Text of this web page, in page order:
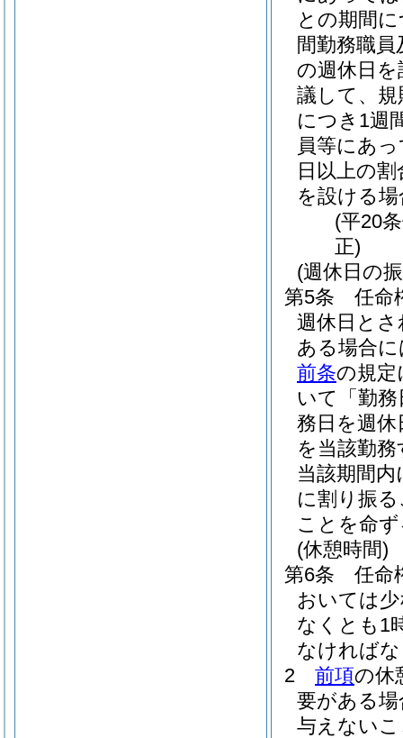
との期間
間勤務職
の週休日
議して、
につき1週
員等にあ
日以上の
を設ける
(平20
正)
(週休日の
第5条
任命
週休日と
ある場合
前条の規定
いて「勤
務日を週
を当該勤
当該期間
に割り振
ことを命
(休憩時間)
第6条
任命
おいては
なくとも1
なければ
2
前項の休
要がある
与えない